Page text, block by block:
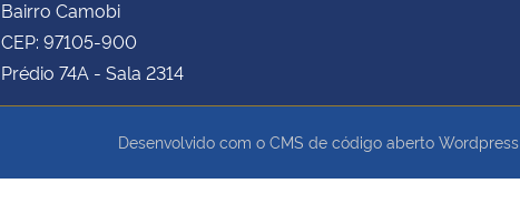
Bairro Camobi
CEP: 97105-900
Prédio 74A - Sala 2314
Desenvolvido com o CMS de código aberto Wordpress